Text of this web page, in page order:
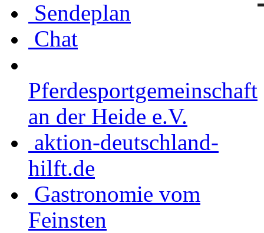
Sendeplan
Chat
Pferdesportgemeinschaft
an der Heide e.V.
aktion-deutschland-
hilft.de
Gastronomie vom
Feinsten